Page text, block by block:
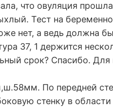
что овуляция
Тест на
нет, а ведь должна
37, 1 держится
срок? Спасибо.
По передней
стенку в